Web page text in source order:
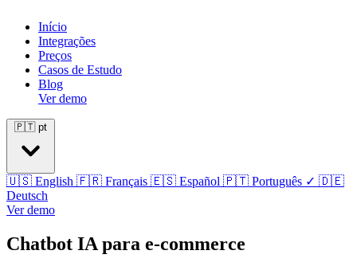
Início
Integrações
Preços
Casos de Estudo
Blog
Ver demo
🇵🇹 pt
🇺🇸 English 🇫🇷 Français 🇪🇸 Español 🇵🇹 Português ✓ 🇩🇪
Deutsch
Ver demo
Chatbot IA para e-commerce